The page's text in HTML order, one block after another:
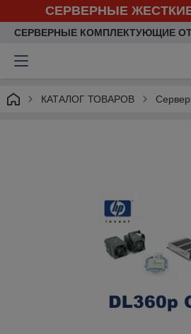
СЕРВЕРНЫЕ
СЕРВЕРНЫЕ КОМПЛЕКТУЮЩИЕ
КАТАЛОГ ТОВАРОВ